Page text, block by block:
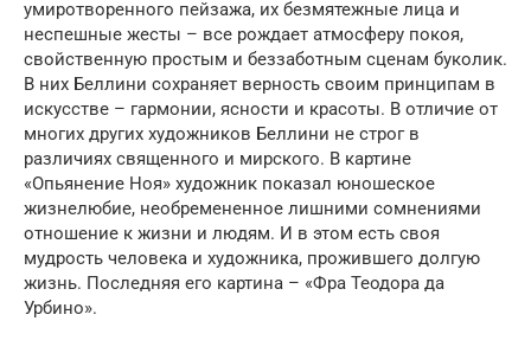
умиротворенного пейзажа, их безмятежные лица и
неспешные жесты – все рождает атмосферу покоя,
свойственную простым и беззаботным сценам буколик.
В них Беллини сохраняет верность своим принципам в
искусстве – гармонии, ясности и красоты. В отличие от
многих других художников Беллини не строг в
различиях священного и мирского. В картине
«Опьянение Ноя» художник показал юношеское
жизнелюбие, необремененное лишними сомнениями
отношение к жизни и людям. И в этом есть своя
мудрость человека и художника, прожившего долгую
жизнь. Последняя его картина – «Фра Теодора да
Урбино».